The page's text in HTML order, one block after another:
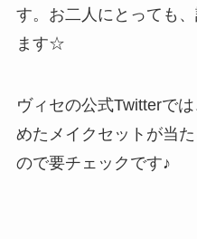
す。お二人にとっても
ます☆
ヴィセの公式Twitterで
めたメイクセットが当
ので要チェックです♪